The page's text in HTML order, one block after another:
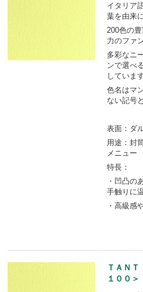
イタリア
葉を由来
200色の
力のファ
多彩なニ
ンで選べ
しています
色名はマ
ない記号
表面：ダ
用途：封
メニュー
特長：
・凹凸の
手触りに
・高級感
ＴＡＮ
１００＞